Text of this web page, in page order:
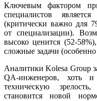
Ключевым фактором
специалистов
(критически важно для
от специализации).
высоко ценится (52-
сложные задачи
Аналитики Kolesa Group
QA-инженеров, хоть
техническую
становится новой